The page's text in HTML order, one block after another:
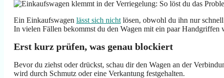
Ein Einkaufswagen lässt sich nicht lösen, obwohl du ihn nur
In vielen Fällen bekommst du den Wagen mit ein paar
Erst kurz prüfen, was genau blockiert
Bevor du ziehst oder drückst, schau dir den Wagen an der
wird durch Schmutz oder eine Verkantung festgehalten.